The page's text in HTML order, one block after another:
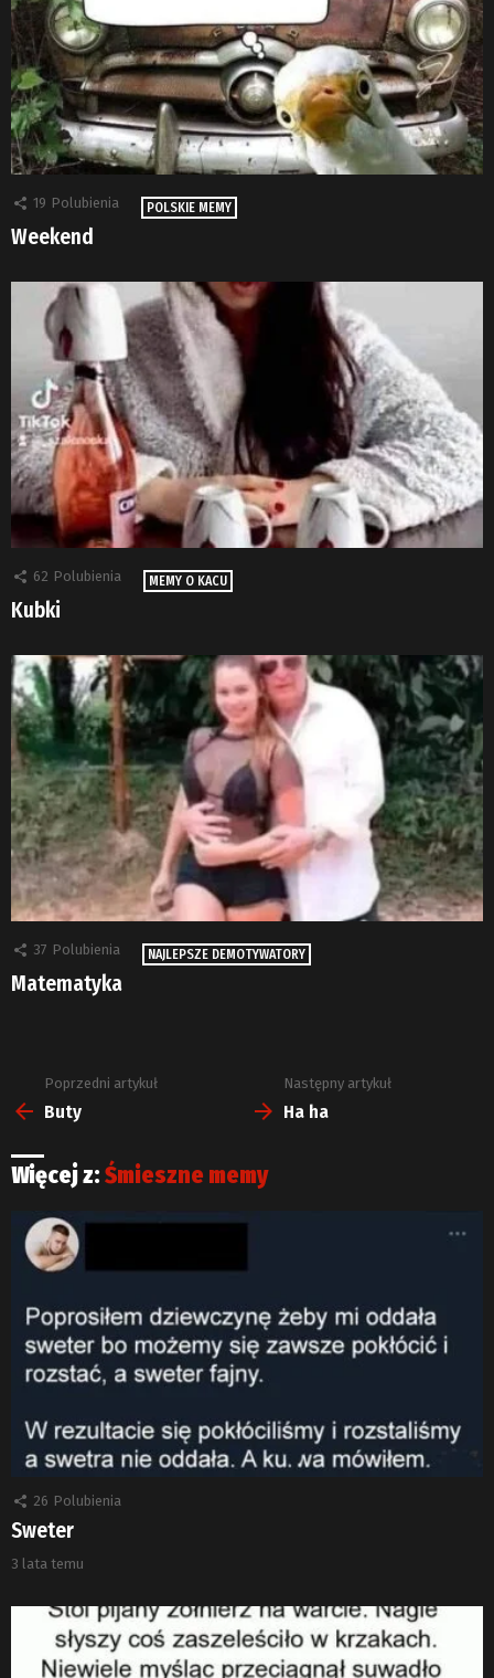
19 Polubienia POLSKIE MEMY
Weekend
62 Polubienia MEMY O KACU
Kubki
37 Polubienia NAJLEPSZE DEMOTYWATORY
Matematyka
Zobacz
więcej
Poprzedni artykuł
Buty
Następny artykuł
Ha ha
Więcej z:Śmieszne memy
26 Polubienia
Sweter
3 lata temu